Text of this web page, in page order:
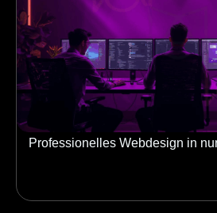
Professionelles Webdesign in